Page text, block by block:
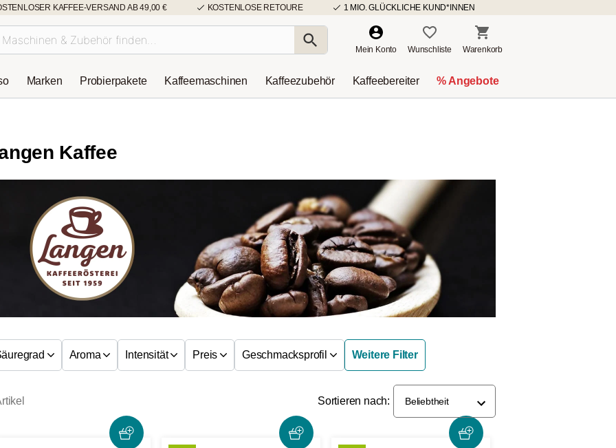
KAFFEE-VERSAND AB 49,00 € KOSTENLOSE RETOURE 1 MIO. GLÜCKLICHE KUND*INNEN
Mein Konto Wunschliste Warenkorb
Marken Probierpakete Kaffeemaschinen Kaffeezubehör Kaffeebereiter % Angebote
Kaffee
Aroma Intensität Preis Geschmacksprofil Weitere Filter
Sortieren nach: Beliebtheit